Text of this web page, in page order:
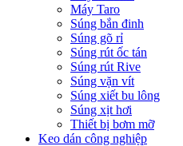
Máy Taro
Súng bắn đinh
Súng gõ rỉ
Súng rút ốc tán
Súng rút Rive
Súng vặn vít
Súng xiết bu lông
Súng xịt hơi
Thiết bị bơm mỡ
Keo dán công nghiệp